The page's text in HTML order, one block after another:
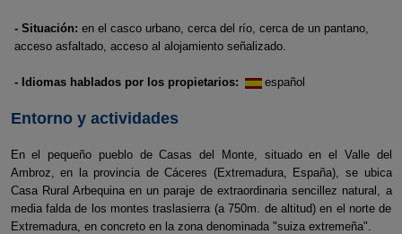
- Situación: en el casco urbano, cerca del río, cerca de un pantano,
acceso asfaltado, acceso al alojamiento señalizado.
- Idiomas hablados por los propietarios: español
Entorno y actividades
En el pequeño pueblo de Casas del Monte, situado en el Valle del
Ambroz, en la provincia de Cáceres (Extremadura, España), se ubica
Casa Rural Arbequina en un paraje de extraordinaria sencillez natural, a
media falda de los montes traslasierra (a 750m. de altitud) en el norte de
Extremadura, en concreto en la zona denominada "suiza extremeña".